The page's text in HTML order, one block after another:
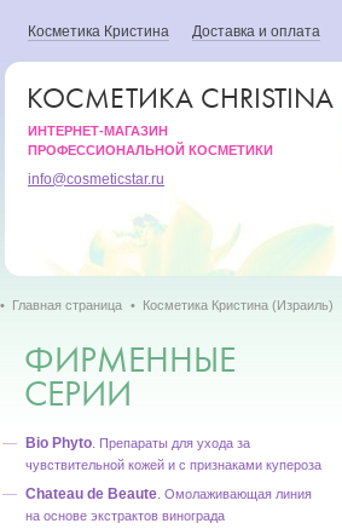
Косметика Кристина Доставка и оплата
КОСМЕТИКА CHRISTINA
ИНТЕРНЕТ-МАГАЗИН
ПРОФЕССИОНАЛЬНОЙ КОСМЕТИКИ
info@cosmeticstar.ru
Главная страница Косметика Кристина (Израиль)
ФИРМЕННЫЕ
СЕРИИ
Bio Phyto. Препараты для ухода за
чувствительной кожей и с признаками купероза
Chateau de Beaute. Омолаживающая линия
на основе экстрактов винограда